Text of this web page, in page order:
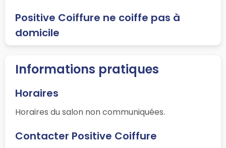
Positive Coiffure ne coiffe pas à
domicile
Informations pratiques
Horaires
Horaires du salon non communiquées.
Contacter Positive Coiffure